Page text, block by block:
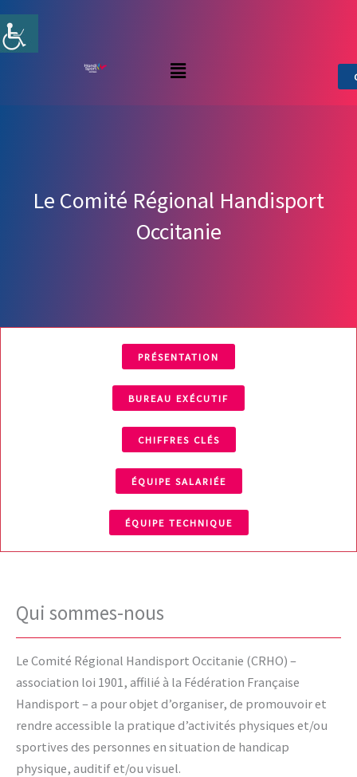
au
contenu
Menu
Le Comité Régional Handisport
Occitanie
PRÉSENTATION
BUREAU EXÉCUTIF
CHIFFRES CLÉS
ÉQUIPE SALARIÉE
ÉQUIPE TECHNIQUE
Qui sommes-nous
Le Comité Régional Handisport Occitanie (CRHO) –
association loi 1901, affilié à la Fédération Française
Handisport – a pour objet d’organiser, de promouvoir et
rendre accessible la pratique d’activités physiques et/ou
sportives des personnes en situation de handicap
physique, auditif et/ou visuel.